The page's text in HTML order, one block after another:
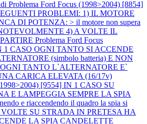
Problema Ford Focus (1998>2004) [8854]
PROBLEMI: 1) IL MOTORE
DI POTENZA: > il motore non supera
4) A VOLTE IL
Problema Ford Focus
1 CASO OGNI TANTO SI ACCENDE
(simbolo batteria) E NON
TANTO L`ALTERNATORE E`
CARICA ELEVATA (16/17v)
[9554] IN 1 CASO SU
E LAMPEGGIA SEMPRE LA SPIA
e riaccendendo il quadro la spia si
VOLTE SU STRADA IN PRETESA HA
LA SPIA CANDELETTE